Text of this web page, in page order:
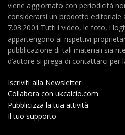
viene aggiornato con periodicità
considerarsi un prodotto editoriale
7.03.2001.Tutti i video, le foto, i
appartengono ai rispettivi
pubblicazione di tali materiali sia
d’autore si prega di contattarci
Iscriviti alla Newsletter
Collabora con ukcalcio.com
Pubblicizza la tua attività
Il tuo supporto